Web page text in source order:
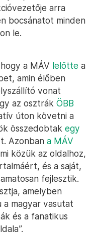
arra
bocsánatot minden
le.
a MÁV lelőtte a
amin élőben
vonat
az osztrák ÖBB
úton követni a
összedobtak egy
Azonban a MÁV
közük az oldalhoz,
és a saját,
fejlesztik.
amelyben
magyar vasutat
és a fanatikus